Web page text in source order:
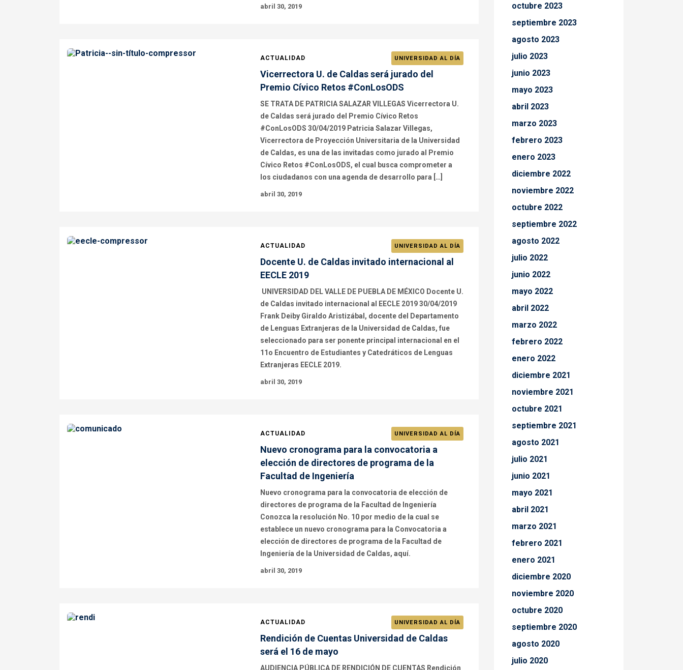
abril 30, 2019
ACTUALIDAD UNIVERSIDAD AL DÍA
Vicerrectora U. de Caldas será jurado del
Premio Cívico Retos #ConLosODS
SE TRATA DE PATRICIA SALAZAR VILLEGAS Vicerrectora U.
de Caldas será jurado del Premio Cívico Retos
#ConLosODS 30/04/2019 Patricia Salazar Villegas,
Vicerrectora de Proyección Universitaria de la Universidad
de Caldas, es una de las invitadas como jurado al Premio
Cívico Retos #ConLosODS, el cual busca comprometer a
los ciudadanos con una agenda de desarrollo para […]
abril 30, 2019
ACTUALIDAD UNIVERSIDAD AL DÍA
Docente U. de Caldas invitado internacional al
EECLE 2019
UNIVERSIDAD DEL VALLE DE PUEBLA DE MÉXICO Docente U.
de Caldas invitado internacional al EECLE 2019 30/04/2019
Frank Deiby Giraldo Aristizábal, docente del Departamento
de Lenguas Extranjeras de la Universidad de Caldas, fue
seleccionado para ser ponente principal internacional en el
11o Encuentro de Estudiantes y Catedráticos de Lenguas
Extranjeras EECLE 2019.
abril 30, 2019
ACTUALIDAD UNIVERSIDAD AL DÍA
Nuevo cronograma para la convocatoria a
elección de directores de programa de la
Facultad de Ingeniería
Nuevo cronograma para la convocatoria de elección de
directores de programa de la Facultad de Ingeniería
Conozca la resolución No. 10 por medio de la cual se
establece un nuevo cronograma para la Convocatoria a
elección de directores de programa de la Facultad de
Ingeniería de la Universidad de Caldas, aquí.
abril 30, 2019
ACTUALIDAD UNIVERSIDAD AL DÍA
Rendición de Cuentas Universidad de Caldas
será el 16 de mayo
AUDIENCIA PÚBLICA DE RENDICIÓN DE CUENTAS Rendición
octubre 2023
septiembre 2023
agosto 2023
julio 2023
junio 2023
mayo 2023
abril 2023
marzo 2023
febrero 2023
enero 2023
diciembre 2022
noviembre 2022
octubre 2022
septiembre 2022
agosto 2022
julio 2022
junio 2022
mayo 2022
abril 2022
marzo 2022
febrero 2022
enero 2022
diciembre 2021
noviembre 2021
octubre 2021
septiembre 2021
agosto 2021
julio 2021
junio 2021
mayo 2021
abril 2021
marzo 2021
febrero 2021
enero 2021
diciembre 2020
noviembre 2020
octubre 2020
septiembre 2020
agosto 2020
julio 2020